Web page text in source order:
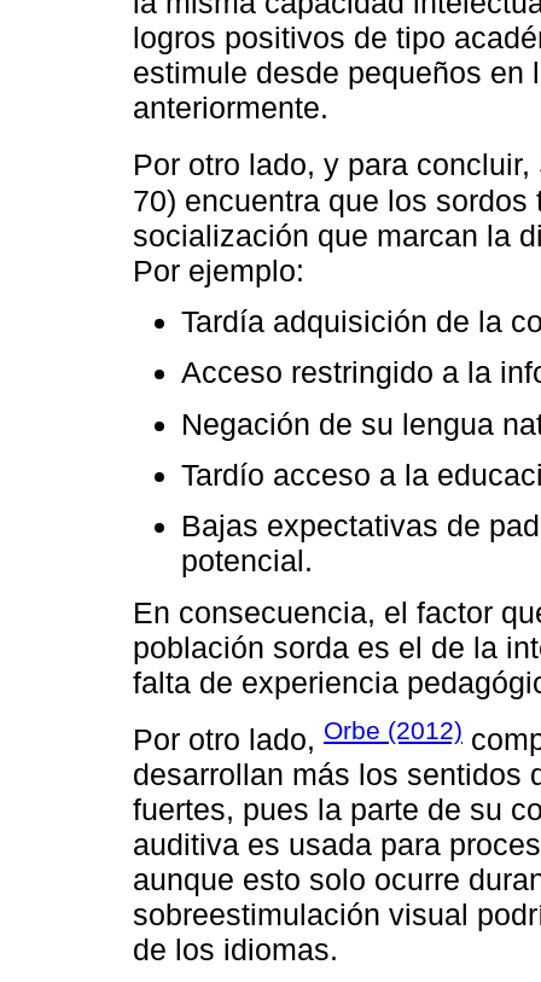
logros positivos de tipo
estimule desde pequeños
anteriormente.
Por otro lado, y para
70) encuentra que los
socialización que marcan la
Por ejemplo:
Tardía adquisición de la
Acceso restringido a la
Negación de su lengua
Tardío acceso a la
Bajas expectativas de
potencial.
En consecuencia, el factor
población sorda es el de la
falta de experiencia
Por otro lado, Orbe (2012)
desarrollan más los sentidos
fuertes, pues la parte de su
auditiva es usada para
aunque esto solo ocurre
sobreestimulación visual
de los idiomas.